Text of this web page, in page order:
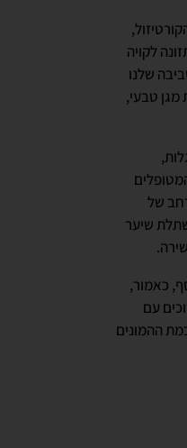
לקויה
שלנו
מגן טבעי,
של
שיער
כאמור,
עם
ההמונים